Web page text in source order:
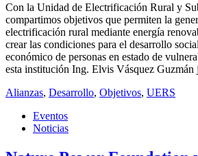
Con la Unidad de Electrificación Rural y
compartimos objetivos que permiten la
electrificación rural mediante energía
crear las condiciones para el desarrollo
económico de personas en estado de
esta institución Ing. Elvis Vásquez
Alianzas, Desarrollo, Objetivos, UERS
Eventos
Noticias